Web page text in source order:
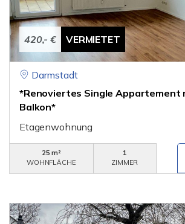
420,- € VERMIETET
Darmstadt
*Renoviertes Single Appartement
Balkon*
Etagenwohnung
25 m²
WOHNFLÄCHE
1
ZIMMER